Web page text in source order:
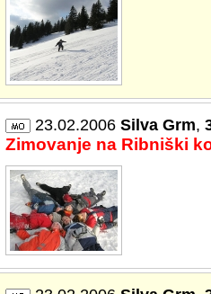
23.02.2006 Silva Grm,
Zimovanje na Ribniški